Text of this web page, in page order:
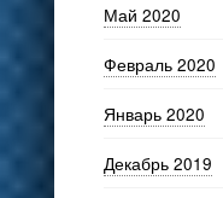
Май 2020
Февраль 2020
Январь 2020
Декабрь 2019